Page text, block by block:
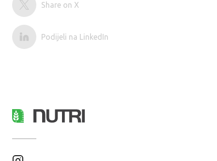
Share on X
Podijeli na LinkedIn